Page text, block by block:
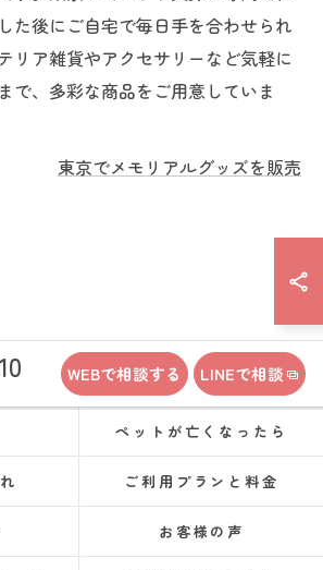
た後にご自宅で毎日手を合わせられ
リア雑貨やアクセサリーなど気軽に
で、多彩な商品をご用意していま
東京でメモリアルグッズを販売
WEBで相談する LINEで相談
ペットが亡くなったら
ご利用プランと料金
お客様の声